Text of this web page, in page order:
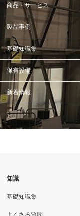
商品・サービス
製品事例
基礎知識集
保有設備
新着情報
知識
基礎知識集